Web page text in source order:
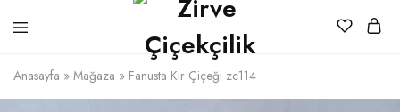
Anasayfa » Mağaza » Fanusta Kır Çiçeği zc114